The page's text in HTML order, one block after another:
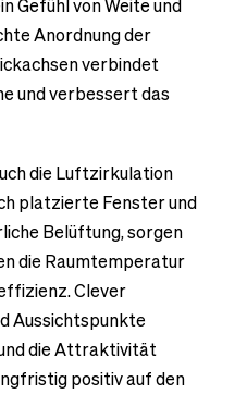
Gefühl von Weite und
Anordnung der
verbindet
und verbessert das
die Luftzirkulation
platzierte Fenster und
Belüftung, sorgen
die Raumtemperatur
Clever
Aussichtspunkte
die Attraktivität
positiv auf den